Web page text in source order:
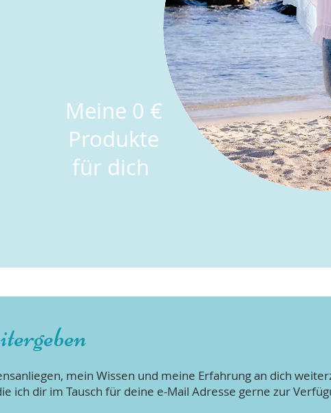
Meine 0 €
Produkte
für dich
mein Wissen und meine Erfahrung an dich
ich dir im Tausch für deine e-Mail Adresse gerne zur